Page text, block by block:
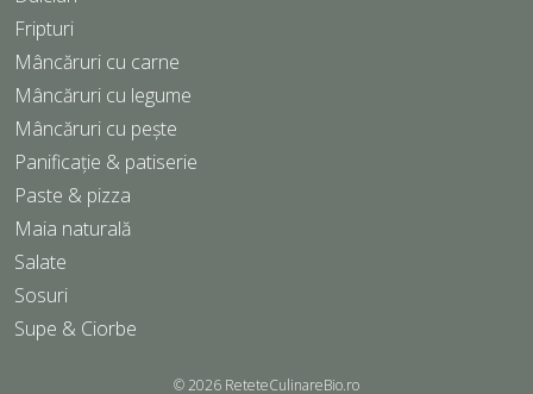
Fripturi
Mâncăruri cu carne
Mâncăruri cu legume
Mâncăruri cu pește
Panificație & patiserie
Paste & pizza
Maia naturală
Salate
Sosuri
Supe & Ciorbe
© 2026 ReteteCulinareBio.ro